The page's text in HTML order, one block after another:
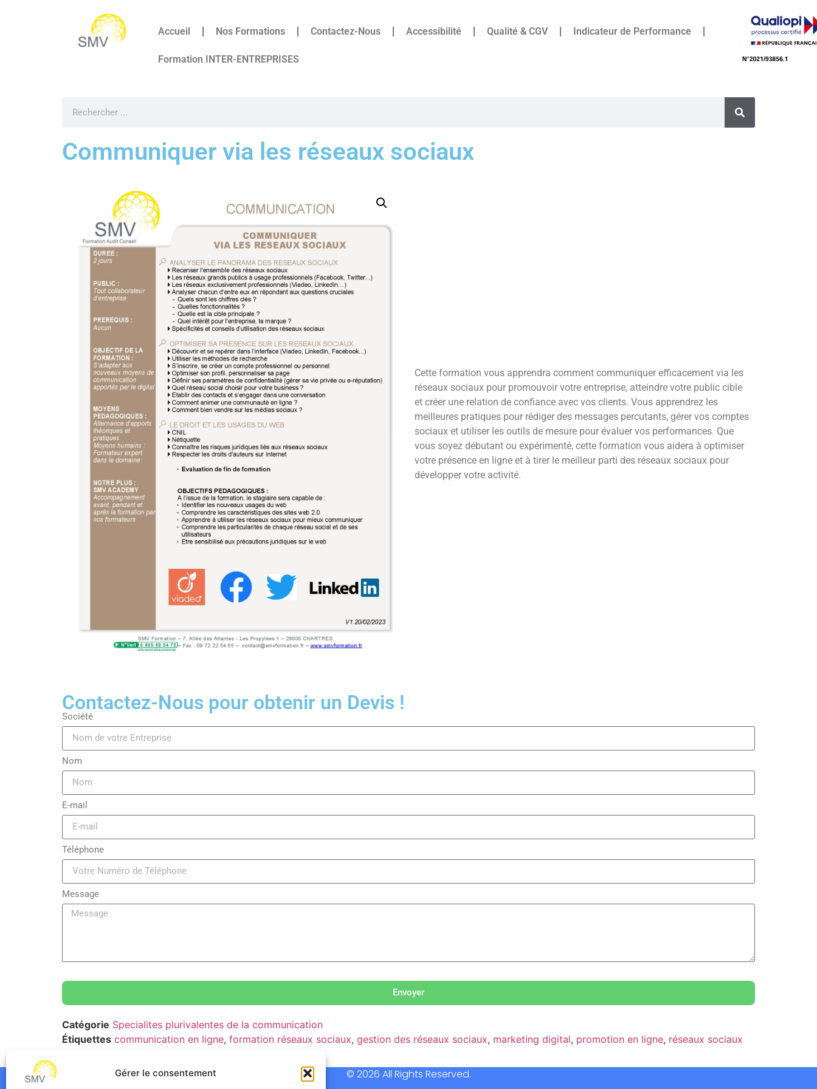
Gérer le consentement
Accueil Nos Formations Contactez-Nous Accessibilité Qualité & CGV Indicateur de Performance
Formation INTER-ENTREPRISES
Communiquer via les réseaux sociaux
Cette formation vous apprendra comment communiquer efficacement via les
réseaux sociaux pour promouvoir votre entreprise, atteindre votre public cible
et créer une relation de confiance avec vos clients. Vous apprendrez les
meilleures pratiques pour rédiger des messages percutants, gérer vos comptes
sociaux et utiliser les outils de mesure pour évaluer vos performances. Que
vous soyez débutant ou expérimenté, cette formation vous aidera à optimiser
votre présence en ligne et à tirer le meilleur parti des réseaux sociaux pour
développer votre activité.
Contactez-Nous pour obtenir un Devis !
Société
Nom
E-mail
Téléphone
Message
Envoyer
Catégorie Specialites plurivalentes de la communication
Étiquettes communication en ligne, formation réseaux sociaux, gestion des réseaux sociaux, marketing digital, promotion en ligne, réseaux sociaux
© 2026 All Rights Reserved.